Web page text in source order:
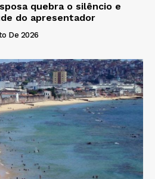
quebra o silêncio e
do apresentador
De 2026